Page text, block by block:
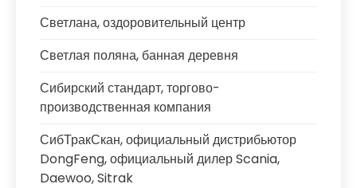
Светлана, оздоровительный центр
Светлая поляна, банная деревня
Сибирский стандарт, торгово-
производственная компания
СибТракСкан, официальный дистрибьютор
DongFeng, официальный дилер Scania,
Daewoo, Sitrak